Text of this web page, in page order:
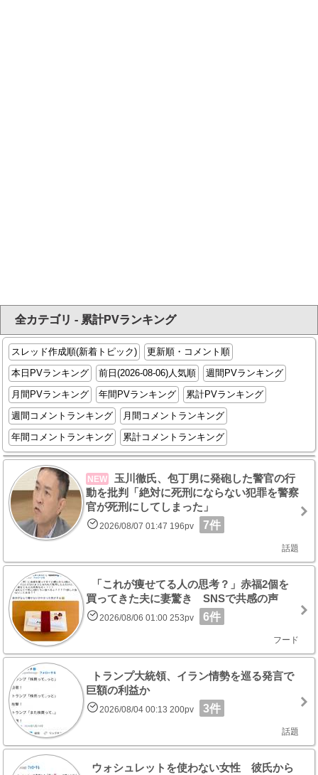
全カテゴリ - 累計PVランキング
スレッド作成順(新着トピック)
更新順・コメント順
本日PVランキング
前日(2026-08-06)人気順
週間PVランキング
月間PVランキング
年間PVランキング
累計PVランキング
週間コメントランキング
月間コメントランキング
年間コメントランキング
累計コメントランキング
NEW
玉川徹氏、包丁男に発砲した警官の行
動を批判「絶対に死刑にならない犯罪を警察
官が死刑にしてしまった」
2026/08/07 01:47 196pv 7件
話題
「これが痩せてる人の思考？」赤福2個を
買ってきた夫に妻驚き SNSで共感の声
2026/08/06 01:00 253pv 6件
フード
トランプ大統領、イラン情勢を巡る発言で
巨額の利益か
2026/08/04 00:13 200pv 3件
話題
ウォシュレットを使わない女性 彼氏から